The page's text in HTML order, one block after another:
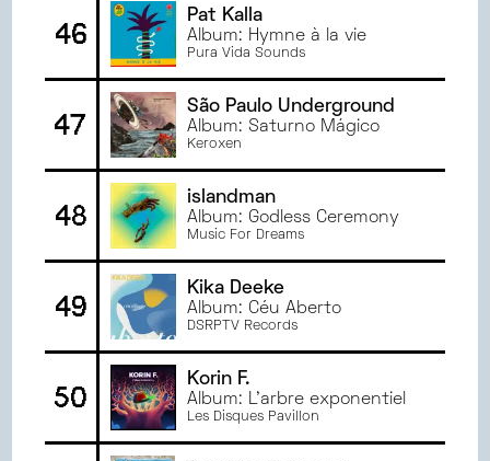
46
Pat Kalla
Album: Hymne à la vie
Pura Vida Sounds
47
São Paulo Underground
Album: Saturno Mágico
Keroxen
48
islandman
Album: Godless Ceremony
Music For Dreams
49
Kika Deeke
Album: Céu Aberto
DSRPTV Records
50
Korin F.
Album: L'arbre exponentiel
Les Disques Pavillon